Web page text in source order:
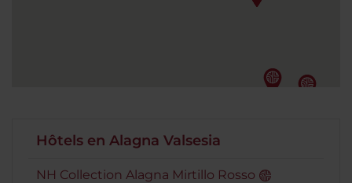
Hôtels en Alagna Valsesia
NH Collection Alagna Mirtillo Rosso